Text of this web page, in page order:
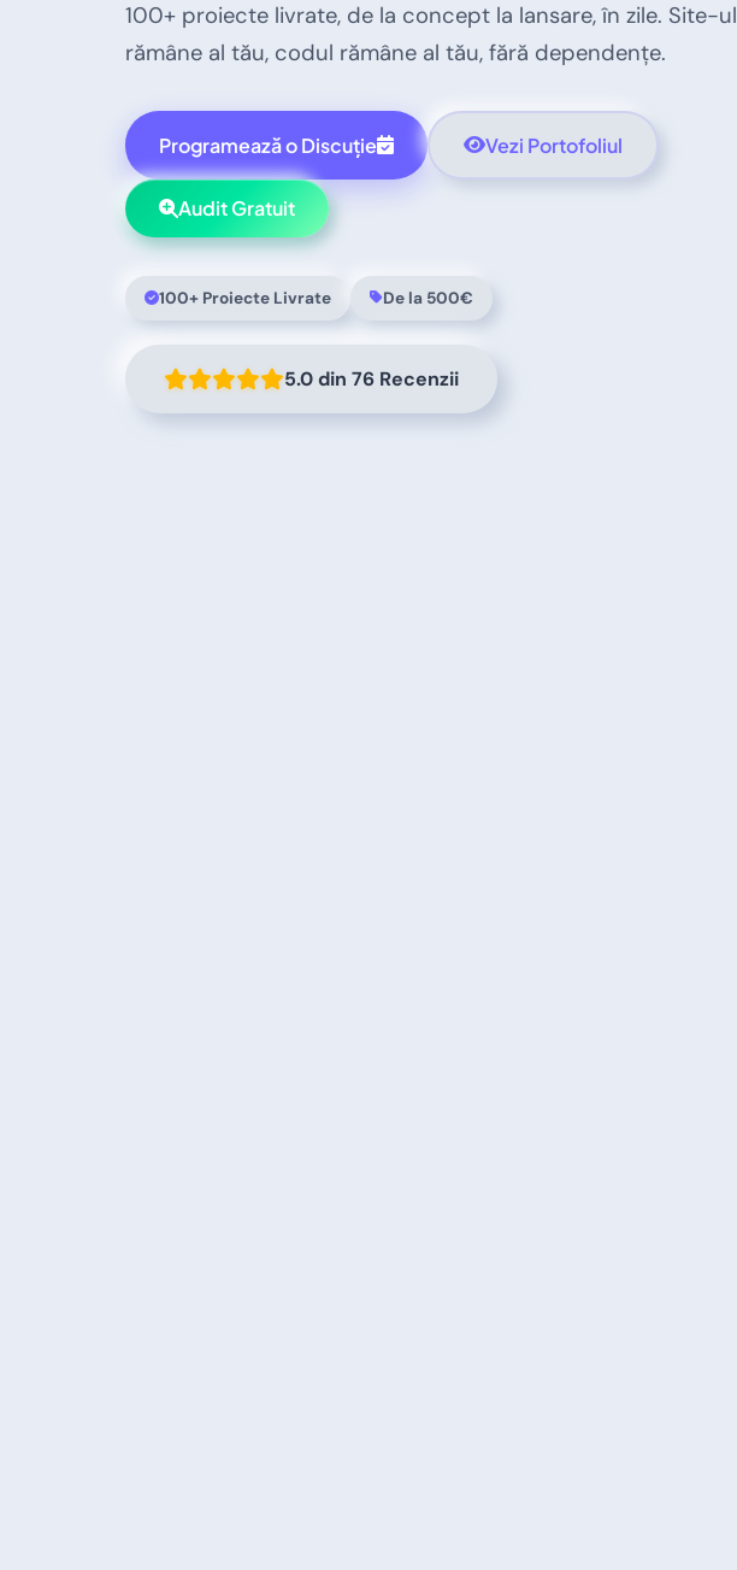
100+ proiecte livrate, de la concept la lansare, în zile. Site-ul
rămâne al tău, codul rămâne al tău, fără dependențe.
Programează o Discuție Vezi Portofoliul
Audit Gratuit
100+ Proiecte Livrate De la 500€
5.0din 76 Recenzii